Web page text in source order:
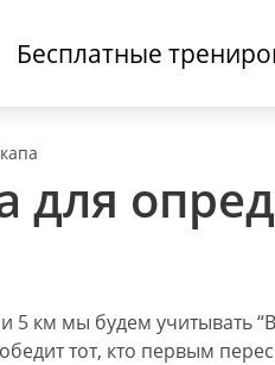
Бесплатные
для
км мы будем учитывать
тот, кто первым